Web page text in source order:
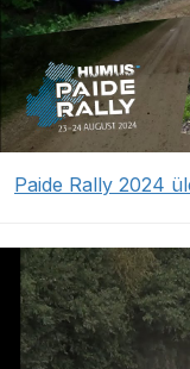
Paide Rally 2024